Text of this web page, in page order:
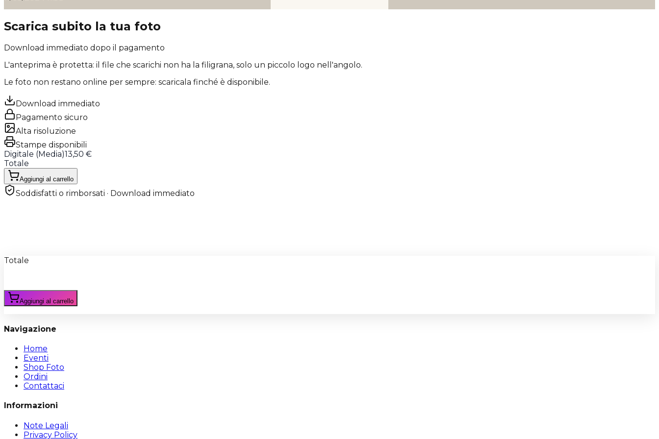
Scarica subito la tua foto
Download immediato dopo il pagamento
L'anteprima è protetta: il file che scarichi non ha la filigrana, solo un piccolo logo nell'angolo.
Le foto non restano online per sempre: scaricala finché è disponibile.
Download immediato
Pagamento sicuro
Alta risoluzione
Stampe disponibili
Digitale (Media)13,50 €
Totale
Aggiungi al carrello
Soddisfatti o rimborsati · Download immediato
Totale
Aggiungi al carrello
Navigazione
Home
Eventi
Shop Foto
Ordini
Contattaci
Informazioni
Note Legali
Privacy Policy